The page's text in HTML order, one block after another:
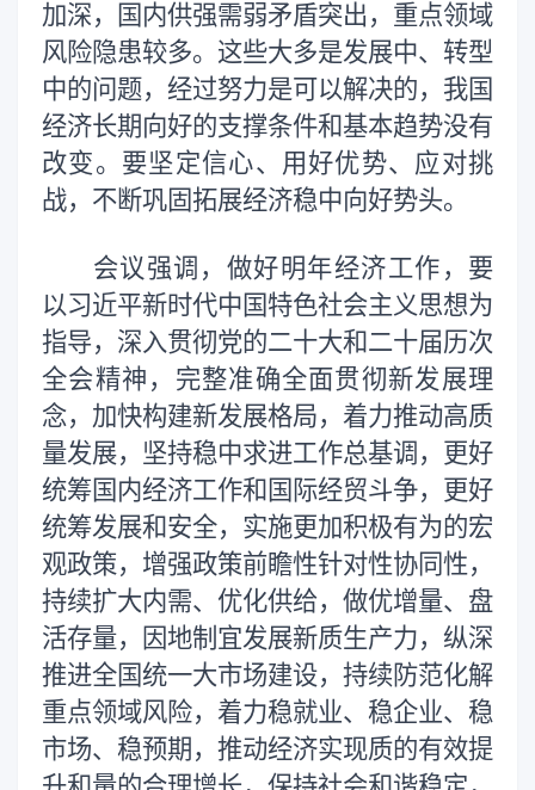
加深，国内供强需弱矛盾突出，重点领域
风险隐患较多。这些大多是发展中、转型
中的问题，经过努力是可以解决的，我国
经济长期向好的支撑条件和基本趋势没有
改变。要坚定信心、用好优势、应对挑
战，不断巩固拓展经济稳中向好势头。
会议强调，做好明年经济工作，要
以习近平新时代中国特色社会主义思想为
指导，深入贯彻党的二十大和二十届历次
全会精神，完整准确全面贯彻新发展理
念，加快构建新发展格局，着力推动高质
量发展，坚持稳中求进工作总基调，更好
统筹国内经济工作和国际经贸斗争，更好
统筹发展和安全，实施更加积极有为的宏
观政策，增强政策前瞻性针对性协同性，
持续扩大内需、优化供给，做优增量、盘
活存量，因地制宜发展新质生产力，纵深
推进全国统一大市场建设，持续防范化解
重点领域风险，着力稳就业、稳企业、稳
市场、稳预期，推动经济实现质的有效提